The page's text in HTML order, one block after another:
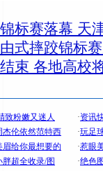
标赛落幕 天
式摔跤锦标
束 各地高校
[圣诞节]
你太多